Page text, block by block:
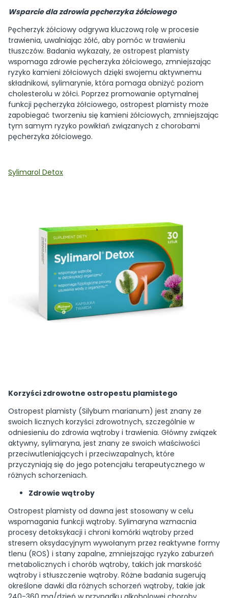
Wsparcie dla zdrowia pęcherzyka żółciowego
Pęcherzyk żółciowy odgrywa kluczową rolę w procesie
trawienia, uwalniając żółć, aby pomóc w trawieniu
tłuszczów. Badania wykazały, że ostropest plamisty
wspomaga zdrowie pęcherzyka żółciowego, zmniejszając
ryzyko kamieni żółciowych dzięki swojemu aktywnemu
składnikowi, sylimarynie, która pomaga obniżyć poziom
cholesterolu w żółci. Poprzez promowanie optymalnej
funkcji pęcherzyka żółciowego, ostropest plamisty może
zapobiegać tworzeniu się kamieni żółciowych, zmniejszając
tym samym ryzyko powikłań związanych z chorobami
pęcherzyka żółciowego.
Sylimarol Detox
Korzyści zdrowotne ostropestu plamistego
Ostropest plamisty (Silybum marianum) jest znany ze
swoich licznych korzyści zdrowotnych, szczególnie w
odniesieniu do zdrowia wątroby i trawienia. Główny związek
aktywny, sylimaryna, jest znany ze swoich właściwości
przeciwutleniających i przeciwzapalnych, które
przyczyniają się do jego potencjału terapeutycznego w
różnych schorzeniach.
Zdrowie wątroby
Ostropest plamisty od dawna jest stosowany w celu
wspomagania funkcji wątroby. Sylimaryna wzmacnia
procesy detoksykacji i chroni komórki wątroby przed
stresem oksydacyjnym wywołanym przez reaktywne formy
tlenu (ROS) i stany zapalne, zmniejszając ryzyko zaburzeń
metabolicznych i chorób wątroby, takich jak marskość
wątroby i stłuszczenie wątroby. Różne badania sugerują
określone dawki dla różnych schorzeń wątroby, takie jak